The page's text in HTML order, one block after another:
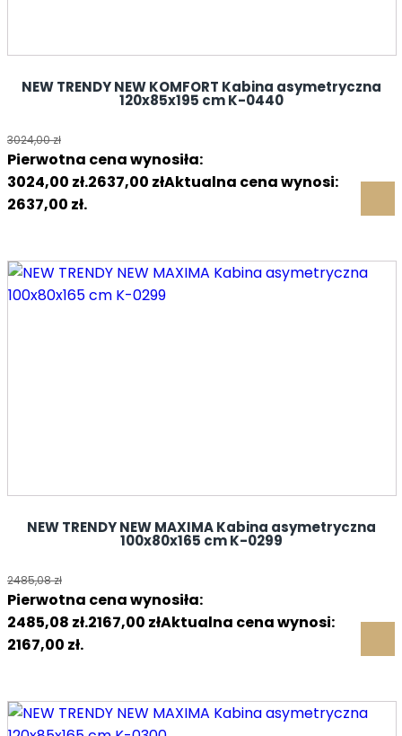
NEW TRENDY NEW KOMFORT Kabina asymetryczna
120x85x195 cm K-0440
3024,00zł
Pierwotna cena wynosiła:
3024,00 zł.2637,00 złAktualna cena wynosi:
2637,00 zł.
NEW TRENDY NEW MAXIMA Kabina asymetryczna
100x80x165 cm K-0299
2485,08zł
Pierwotna cena wynosiła:
2485,08 zł.2167,00 złAktualna cena wynosi:
2167,00 zł.